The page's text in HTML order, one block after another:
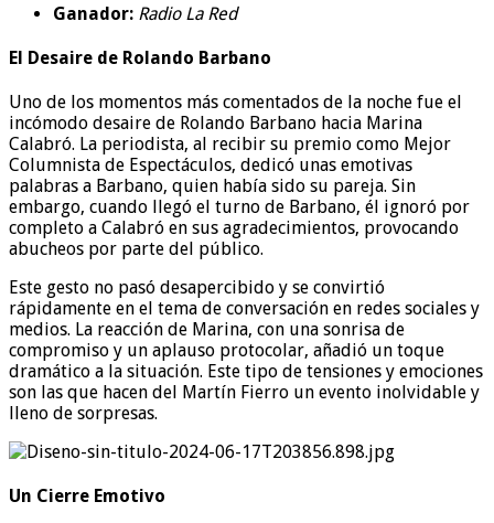
Ganador: Radio La Red
El Desaire de Rolando Barbano
Uno de los momentos más comentados de la noche fue el
incómodo desaire de Rolando Barbano hacia Marina
Calabró. La periodista, al recibir su premio como Mejor
Columnista de Espectáculos, dedicó unas emotivas
palabras a Barbano, quien había sido su pareja. Sin
embargo, cuando llegó el turno de Barbano, él ignoró por
completo a Calabró en sus agradecimientos, provocando
abucheos por parte del público.
Este gesto no pasó desapercibido y se convirtió
rápidamente en el tema de conversación en redes sociales y
medios. La reacción de Marina, con una sonrisa de
compromiso y un aplauso protocolar, añadió un toque
dramático a la situación. Este tipo de tensiones y emociones
son las que hacen del Martín Fierro un evento inolvidable y
lleno de sorpresas.
Un Cierre Emotivo